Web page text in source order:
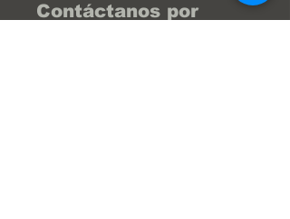
Contáctanos por